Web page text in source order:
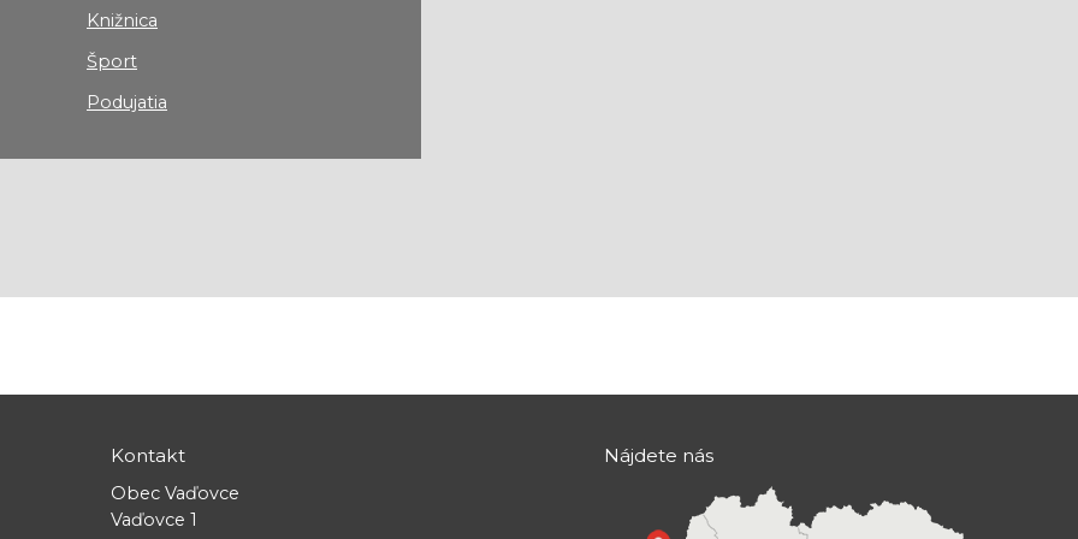
Knižnica
Šport
Podujatia
Kontakt
Obec Vaďovce
Vaďovce 1
Nájdete nás